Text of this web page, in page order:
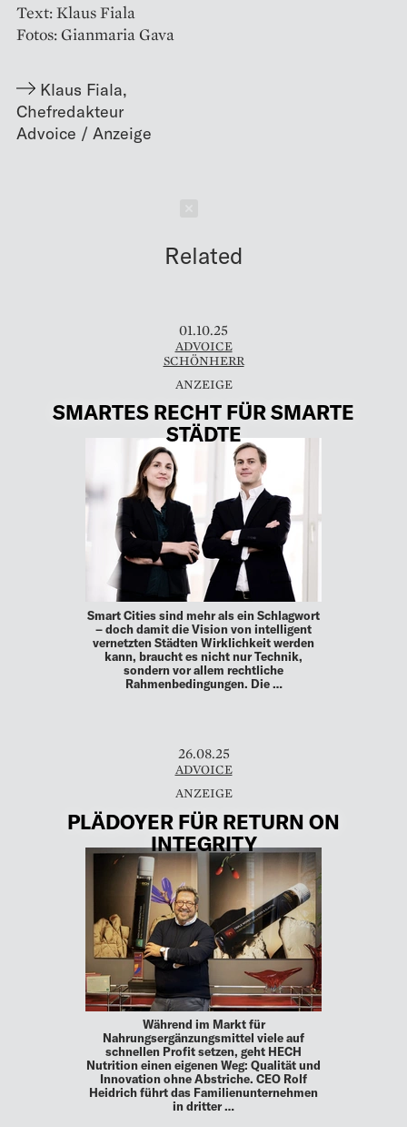
Text: Klaus Fiala
Fotos: Gianmaria Gava
Klaus Fiala,
Chefredakteur
Related
01.10.25
ADVOICE
SCHÖNHERR
SMARTES RECHT FÜR SMARTE
STÄDTE
Smart Cities sind mehr als ein Schlagwort
– doch damit die Vision von intelligent
vernetzten Städten Wirklichkeit ­werden
kann, braucht es nicht nur Technik,
sondern vor allem ­rechtliche
Rahmenbedingungen. Die …
26.08.25
ADVOICE
PLÄDOYER FÜR RETURN ON
INTEGRITY
Während im Markt für
Nahrungsergänzungsmittel viele auf
schnellen Profit setzen, geht HECH
Nutrition einen eigenen Weg: Qualität und
Innovation ohne Abstriche. CEO Rolf
Heidrich führt das Familienunternehmen
in dritter …